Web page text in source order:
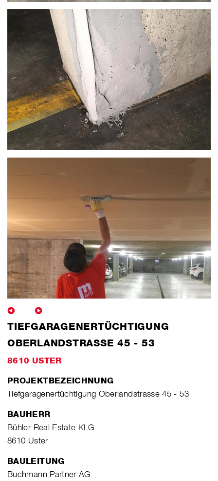
TIEFGARAGENERTÜCHTIGUNG
OBERLANDSTRASSE 45 - 53
8610 USTER
PROJEKTBEZEICHNUNG
Tiefgaragenertüchtigung Oberlandstrasse 45 - 53
BAUHERR
Bühler Real Estate KLG
8610 Uster
BAULEITUNG
Buchmann Partner AG